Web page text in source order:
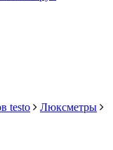
testo
Люксметры